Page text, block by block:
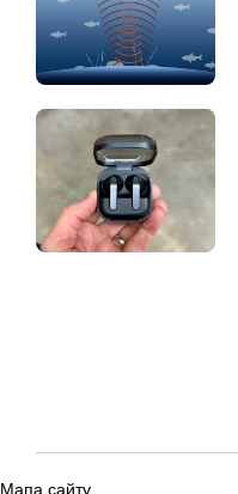
Мапа сайту